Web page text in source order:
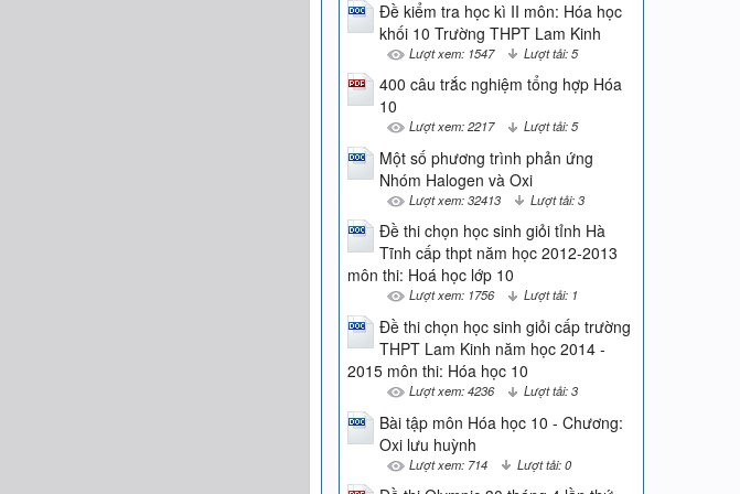
Đề kiểm tra học kì II môn: Hóa học
khối 10 Trường THPT Lam Kinh
Lượt xem: 1547 Lượt tải: 5
400 câu trắc nghiệm tổng hợp Hóa
10
Lượt xem: 2217 Lượt tải: 5
Một số phương trình phản ứng
Nhóm Halogen và Oxi
Lượt xem: 32413 Lượt tải: 3
Đề thi chọn học sinh giỏi tỉnh Hà
Tĩnh cấp thpt năm học 2012-2013
môn thi: Hoá học lớp 10
Lượt xem: 1756 Lượt tải: 1
Đề thi chọn học sinh giỏi cấp trường
THPT Lam Kinh năm học 2014 -
2015 môn thi: Hóa học 10
Lượt xem: 4236 Lượt tải: 3
Bài tập môn Hóa học 10 - Chương:
Oxi lưu huỳnh
Lượt xem: 714 Lượt tải: 0